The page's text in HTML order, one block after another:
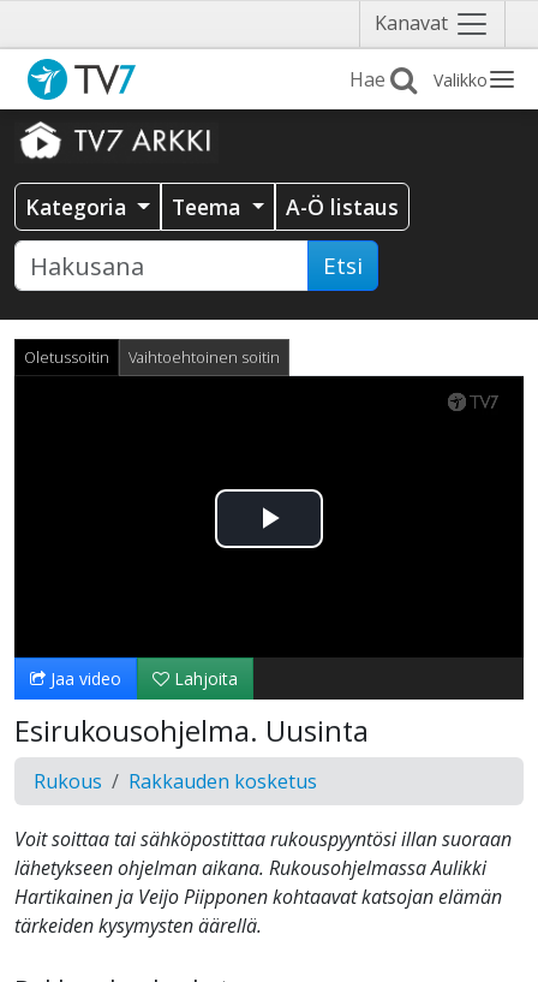
Kanavat Näytä
valikko
Valikko
Kategoria Teema A-Ö listaus
Etsi
Oletussoitin Vaihtoehtoinen soitin
Toista
Jaa video Lahjoita
Esirukousohjelma. Uusinta
Rukous Rakkauden kosketus
Voit soittaa tai sähköpostittaa rukouspyyntösi illan suoraan
lähetykseen ohjelman aikana. Rukousohjelmassa Aulikki
Hartikainen ja Veijo Piipponen kohtaavat katsojan elämän
tärkeiden kysymysten äärellä.